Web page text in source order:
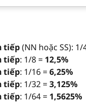
tiếp(NN hoặc SS): 1/
tiếp: 1/8 = 12,5%
tiếp: 1/16 =6,25%
tiếp: 1/32 =3,125%
tiếp: 1/64 = 1,5625%